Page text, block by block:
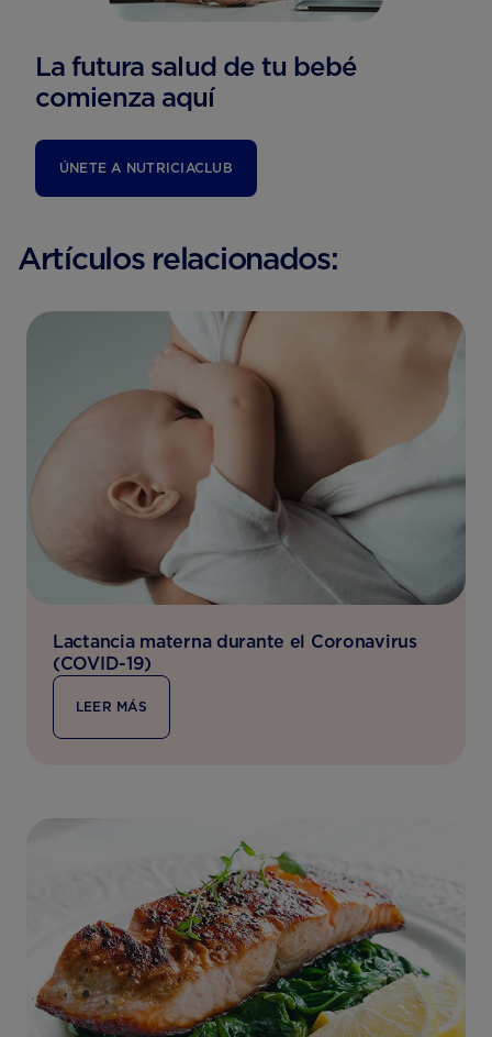
La futura salud de tu bebé
comienza aquí
ÚNETE A NUTRICIACLUB
Artículos relacionados:
Lactancia materna durante el Coronavirus
(COVID-19)
LEER MÁS